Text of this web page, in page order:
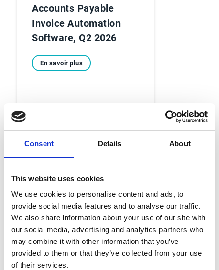
Consent Details About
This website uses cookies
We use cookies to personalise content and ads, to
provide social media features and to analyse our traffic.
We also share information about your use of our site with
our social media, advertising and analytics partners who
may combine it with other information that you’ve
provided to them or that they’ve collected from your use
of their services.
Accounts Payable
Invoice Automation
Software, Q2 2026
En savoir plus
Analyst Recognition
Esker named in
Supplier Value
Management